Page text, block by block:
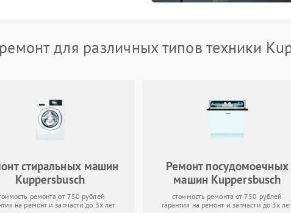
для различных типов техники
стиральных машин
Kuppersbusch
ремонта от 750 рублей
на ремонт и запчасти до 3х лет
Ремонт посудомоечных
машин Kuppersbusch
стоимость ремонта от 750 рублей
гарантия на ремонт и запчасти до 3х